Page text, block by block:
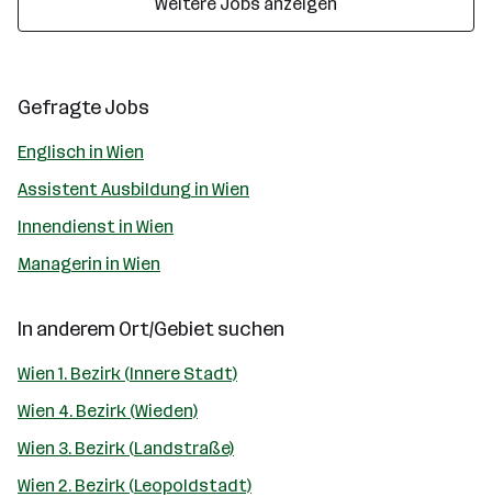
Gefragte Jobs
Englisch in Wien
Assistent Ausbildung in Wien
Innendienst in Wien
Managerin in Wien
In anderem Ort/Gebiet suchen
Wien 1. Bezirk (Innere Stadt)
Wien 4. Bezirk (Wieden)
Wien 3. Bezirk (Landstraße)
Wien 2. Bezirk (Leopoldstadt)